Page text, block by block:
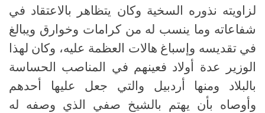
لزاويته نذوره السخية وكان يتظاهر بالاعتقاد في
شفاعاته وما ينسب له من كرامات وخوارق ويبالغ
في تقديسه وإسباغ هالات العظمة عليه، وكان لهذا
الوزير عدة أولاد فعينهم في المناصب الحساسة
بالبلاد ومنها أردبيل والتي جعل عليها أحدهم
وأوصاه بأن يهتم بالشيخ صفي الذي وصفه له